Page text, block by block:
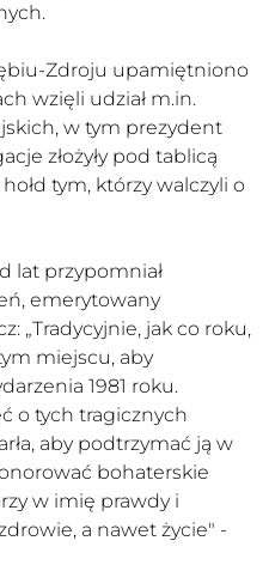
Zdroju upamiętniono
wzięli udział m.in.
w tym prezydent
złożyły pod tablicą
tym, którzy walczyli o
lat przypomniał
emerytowany
„Tradycyjnie, jak co roku,
miejscu, aby
1981 roku.
o tych tragicznych
aby podtrzymać ją w
bohaterskie
w imię prawdy i
a nawet życie" -